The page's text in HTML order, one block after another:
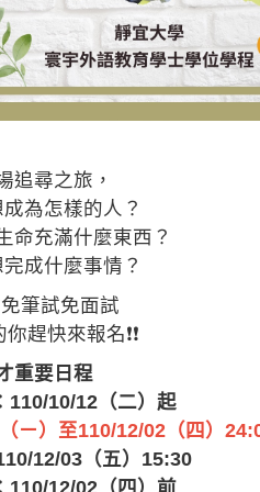
追尋之旅，
為怎樣的人？
命充滿什麼東西？
成什麼事情？
免筆試免面試
趕快來報名❗❗
重要日程
110/10/12（二）起
ㄧ）至110/12/02（四）
12/03（五）15:30